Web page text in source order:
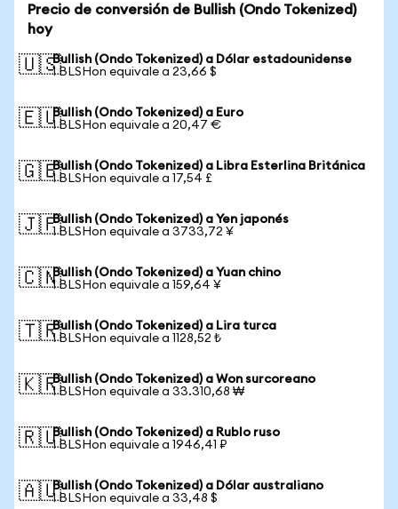
Precio de conversión de Bullish (Ondo Tokenized)
hoy
🇺🇸Bullish (Ondo Tokenized) a Dólar estadounidense
1 BLSHon equivale a 23,66 $
🇪🇺Bullish (Ondo Tokenized) a Euro
1 BLSHon equivale a 20,47 €
🇬🇧Bullish (Ondo Tokenized) a Libra Esterlina Británica
1 BLSHon equivale a 17,54 £
🇯🇵Bullish (Ondo Tokenized) a Yen japonés
1 BLSHon equivale a 3733,72 ¥
🇨🇳Bullish (Ondo Tokenized) a Yuan chino
1 BLSHon equivale a 159,64 ¥
🇹🇷Bullish (Ondo Tokenized) a Lira turca
1 BLSHon equivale a 1128,52 ₺
🇰🇷Bullish (Ondo Tokenized) a Won surcoreano
1 BLSHon equivale a 33.310,68 ₩
🇷🇺Bullish (Ondo Tokenized) a Rublo ruso
1 BLSHon equivale a 1946,41 ₽
🇦🇺Bullish (Ondo Tokenized) a Dólar australiano
1 BLSHon equivale a 33,48 $